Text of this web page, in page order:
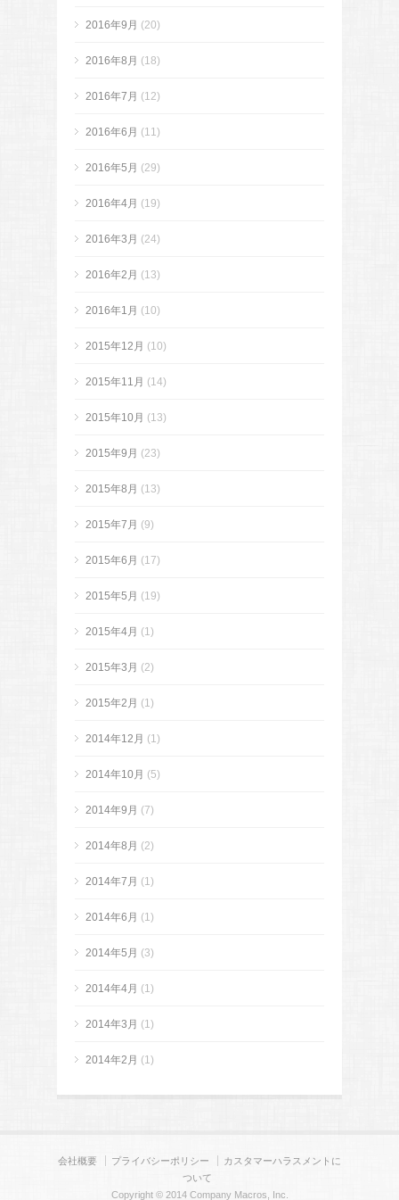
2016年9月 (20)
2016年8月 (18)
2016年7月 (12)
2016年6月 (11)
2016年5月 (29)
2016年4月 (19)
2016年3月 (24)
2016年2月 (13)
2016年1月 (10)
2015年12月 (10)
2015年11月 (14)
2015年10月 (13)
2015年9月 (23)
2015年8月 (13)
2015年7月 (9)
2015年6月 (17)
2015年5月 (19)
2015年4月 (1)
2015年3月 (2)
2015年2月 (1)
2014年12月 (1)
2014年10月 (5)
2014年9月 (7)
2014年8月 (2)
2014年7月 (1)
2014年6月 (1)
2014年5月 (3)
2014年4月 (1)
2014年3月 (1)
2014年2月 (1)
会社概要 プライバシーポリシー
カスタマーハラスメントに
ついて
Copyright © 2014 Company Macros, Inc.